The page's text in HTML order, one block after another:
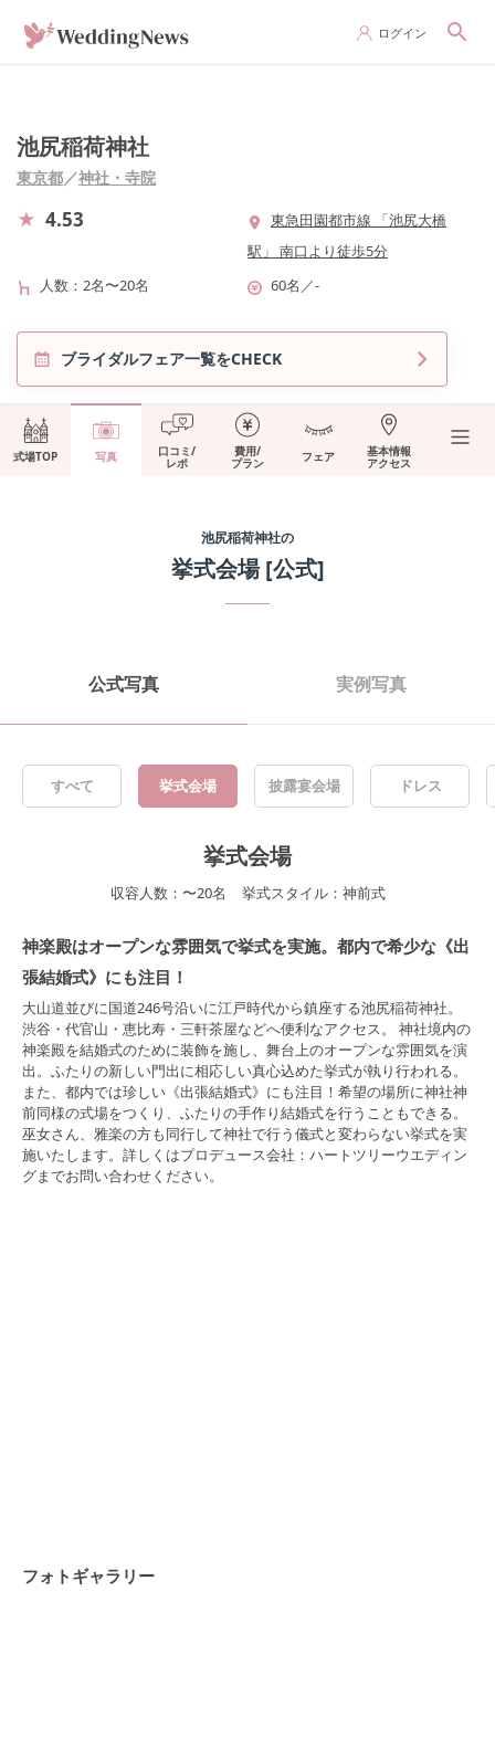
ログイン
池尻稲荷神社
東京都／神社・寺院
4.53
東急田園都市線 「池尻大橋
駅」 南口より徒歩5分
人数
2名〜20名 60名 ／-
ブライダルフェア一覧をCHECK
式場TOP 写真 口コミ/
レポ
費用/
プラン フェア 基本情報
アクセス
池尻稲荷神社の
挙式会場[公式]
公式写真 実例写真
すべて 挙式会場 披露宴会場 ドレス
挙式会場
収容人数： 〜20名 挙式スタイル： 神前式
神楽殿はオープンな雰囲気で挙式を実施。都内で希少な《出
張結婚式》にも注目！
大山道並びに国道246号沿いに江戸時代から鎮座する池尻稲荷神社。
渋谷・代官山・恵比寿・三軒茶屋などへ便利なアクセス。 神社境内の
神楽殿を結婚式のために装飾を施し、舞台上のオープンな雰囲気を演
出。ふたりの新しい門出に相応しい真心込めた挙式が執り行われる。
また、都内では珍しい《出張結婚式》にも注目！希望の場所に神社神
前同様の式場をつくり、ふたりの手作り結婚式を行うこともできる。
巫女さん、雅楽の方も同行して神社で行う儀式と変わらない挙式を実
施いたします。詳しくはプロデュース会社：ハートツリーウエディン
グまでお問い合わせください。
フォトギャラリー